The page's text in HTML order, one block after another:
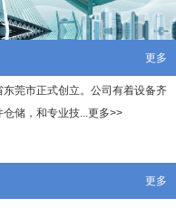
更多
莞市正式创立。公司有着设备齐
储，和专业技...更多>>
更多